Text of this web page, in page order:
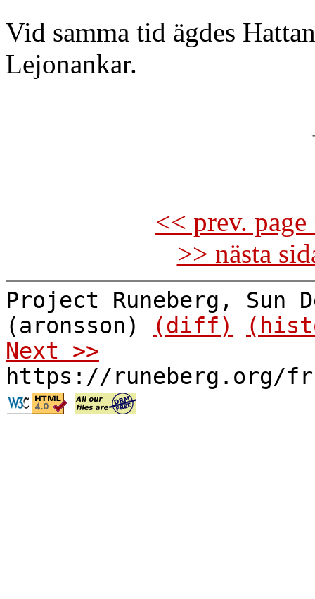
Vid samma tid ägdes
Lejonankar.
<< prev.
>> nästa
Project Runeberg, Sun
(aronsson)
(diff)
Next >>
https://runeberg.org/